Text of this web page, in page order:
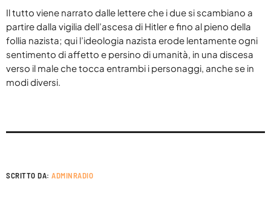
Aprile 2026
Marzo 2026
Febbraio 2026
Gennaio 2026
Novembre 2025
Settembre 2025
Il tutto viene narrato dalle lettere che i due si scambiano a
partire dalla vigilia dell’ascesa di Hitler e fino al pieno della
follia nazista; qui l’ideologia nazista erode lentamente ogni
sentimento di affetto e persino di umanità, in una discesa
verso il male che tocca entrambi i personaggi, anche se in
modi diversi.
SCRITTO DA:ADMINRADIO